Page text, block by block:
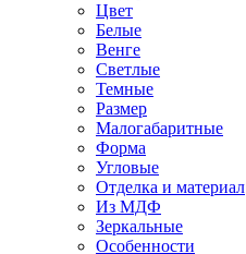
Цвет
Белые
Венге
Светлые
Темные
Размер
Малогабаритные
Форма
Угловые
Отделка и материал
Из МДФ
Зеркальные
Особенности